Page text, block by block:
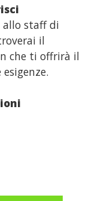
allo staff di
il
che ti offrirà il